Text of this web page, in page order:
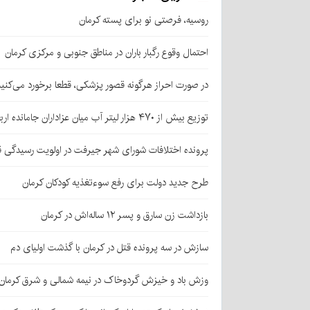
روسیه، فرصتی نو برای پسته کرمان
احتمال وقوع رگبار باران در مناطق جنوبی و مرکزی کرمان
در صورت احراز هرگونه قصور پزشکی، قطعا برخورد
توزیع بیش از ۴۷۰ هزار لیتر آب میان عزاداران جامانده اربعین در کرمان
پرونده اختلافات شورای شهر جیرفت در اولویت
طرح جدید دولت برای رفع سوءتغذیه کودکان کرمان
بازداشت زن سارق و پسر ۱۲ ساله‌اش در کرمان
سازش در سه پرونده قتل در کرمان با گذشت اولیای دم
وزش باد و خیزش گردوخاک در نیمه شمالی و شرق